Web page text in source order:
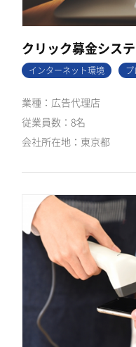
クリック募金シス
インターネット環境
広告代理店
8名
東京都